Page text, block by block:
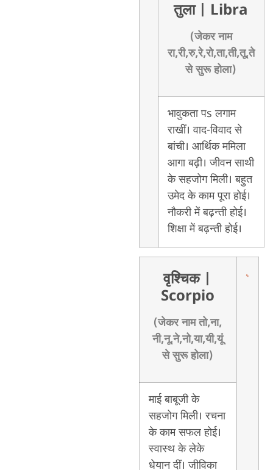
तुला | Libra
(जेकर नाम
रा,री,रु,रे,रो,ता,ती,तू,ते
से सुरू होला)
भावुकता पs लगाम
राखीं। वाद-विवाद से
बांची। आर्थिक ममिला
आगा बढ़ी। जीवन साथी
के सहजोग मिली। बहुत
उमेद के काम पूरा होई।
नौकरी में बढ़न्ती होई।
शिक्षा में बढ़न्ती होई।
वृश्चिक
Scorpio
(जेकर नाम तो,ना,
नी,नू,ने,नो,या,यी,यूं
से सुरू होला)
माई बाबूजी के
सहजोग मिली। रचना
के काम सफल होई।
स्वास्थ के लेके
धेयान दीं। जीविका